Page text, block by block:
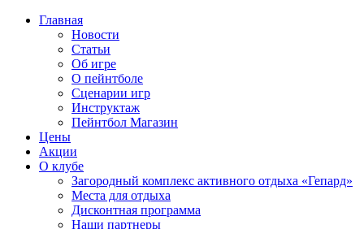
Главная
Новости
Статьи
Об игре
О пейнтболе
Сценарии игр
Инструктаж
Пейнтбол Магазин
Цены
Акции
О клубе
Загородный комплекс активного отдыха «Гепард»
Места для отдыха
Дисконтная программа
Наши партнеры